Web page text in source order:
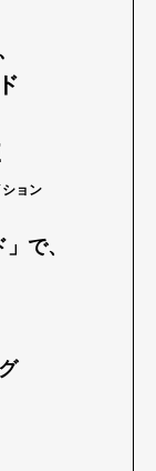
ョン
で、